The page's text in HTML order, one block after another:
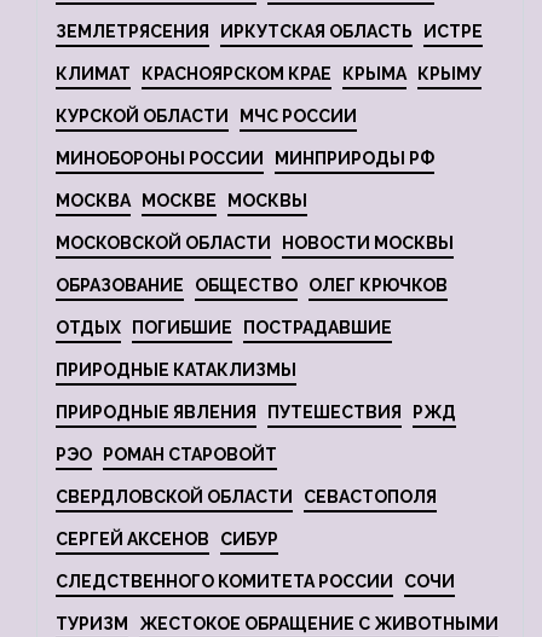
ЗЕМЛЕТРЯСЕНИЯ ИРКУТСКАЯ ОБЛАСТЬ ИСТРЕ
КЛИМАТ КРАСНОЯРСКОМ КРАЕ КРЫМА КРЫМУ
КУРСКОЙ ОБЛАСТИ МЧС РОССИИ
МИНОБОРОНЫ РОССИИ МИНПРИРОДЫ РФ
МОСКВА МОСКВЕ МОСКВЫ
МОСКОВСКОЙ ОБЛАСТИ НОВОСТИ МОСКВЫ
ОБРАЗОВАНИЕ ОБЩЕСТВО ОЛЕГ КРЮЧКОВ
ОТДЫХ ПОГИБШИЕ ПОСТРАДАВШИЕ
ПРИРОДНЫЕ КАТАКЛИЗМЫ
ПРИРОДНЫЕ ЯВЛЕНИЯ ПУТЕШЕСТВИЯ РЖД
РЭО РОМАН СТАРОВОЙТ
СВЕРДЛОВСКОЙ ОБЛАСТИ СЕВАСТОПОЛЯ
СЕРГЕЙ АКСЕНОВ СИБУР
СЛЕДСТВЕННОГО КОМИТЕТА РОССИИ СОЧИ
ТУРИЗМ ЖЕСТОКОЕ ОБРАЩЕНИЕ С ЖИВОТНЫМИ